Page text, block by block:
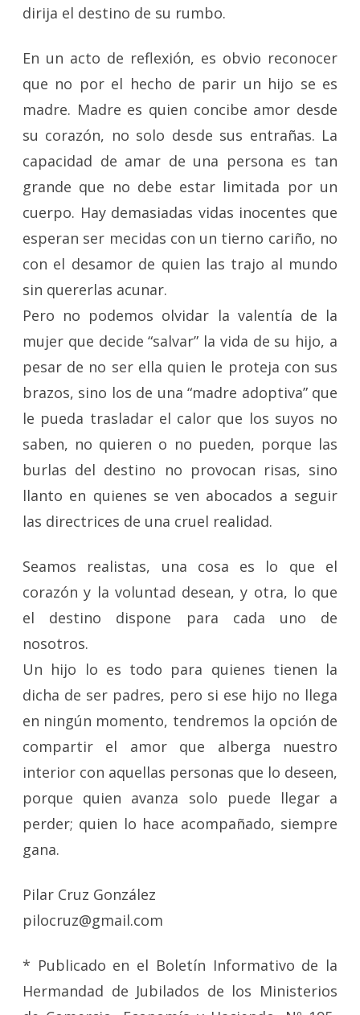
dirija el destino de su rumbo.
En un acto de reflexión, es obvio reconocer
que no por el hecho de parir un hijo se es
madre. Madre es quien concibe amor desde
su corazón, no solo desde sus entrañas. La
capacidad de amar de una persona es tan
grande que no debe estar limitada por un
cuerpo. Hay demasiadas vidas inocentes que
esperan ser mecidas con un tierno cariño, no
con el desamor de quien las trajo al mundo
sin quererlas acunar.
Pero no podemos olvidar la valentía de la
mujer que decide “salvar” la vida de su hijo, a
pesar de no ser ella quien le proteja con sus
brazos, sino los de una “madre adoptiva” que
le pueda trasladar el calor que los suyos no
saben, no quieren o no pueden, porque las
burlas del destino no provocan risas, sino
llanto en quienes se ven abocados a seguir
las directrices de una cruel realidad.
Seamos realistas, una cosa es lo que el
corazón y la voluntad desean, y otra, lo que
el destino dispone para cada uno de
nosotros.
Un hijo lo es todo para quienes tienen la
dicha de ser padres, pero si ese hijo no llega
en ningún momento, tendremos la opción de
compartir el amor que alberga nuestro
interior con aquellas personas que lo deseen,
porque quien avanza solo puede llegar a
perder; quien lo hace acompañado, siempre
gana.
Pilar Cruz González
pilocruz@gmail.com
* Publicado en el Boletín Informativo de la
Hermandad de Jubilados de los Ministerios